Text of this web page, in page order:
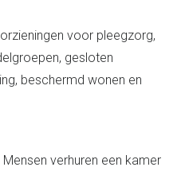
voor pleegzorg,
gesloten
beschermd wonen en
Mensen verhuren een kamer